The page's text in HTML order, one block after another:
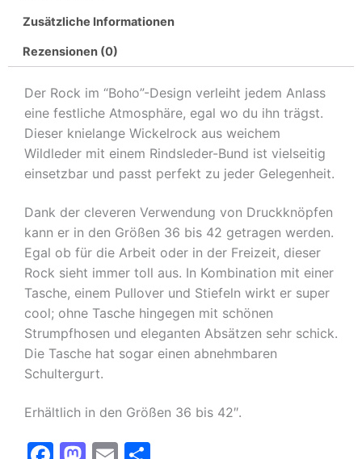
Zusätzliche Informationen
Rezensionen (0)
Der Rock im “Boho”-Design verleiht jedem Anlass
eine festliche Atmosphäre, egal wo du ihn trägst.
Dieser knielange Wickelrock aus weichem
Wildleder mit einem Rindsleder-Bund ist vielseitig
einsetzbar und passt perfekt zu jeder Gelegenheit.
Dank der cleveren Verwendung von Druckknöpfen
kann er in den Größen 36 bis 42 getragen werden.
Egal ob für die Arbeit oder in der Freizeit, dieser
Rock sieht immer toll aus. In Kombination mit einer
Tasche, einem Pullover und Stiefeln wirkt er super
cool; ohne Tasche hingegen mit schönen
Strumpfhosen und eleganten Absätzen sehr schick.
Die Tasche hat sogar einen abnehmbaren
Schultergurt.
Erhältlich in den Größen 36 bis 42″.